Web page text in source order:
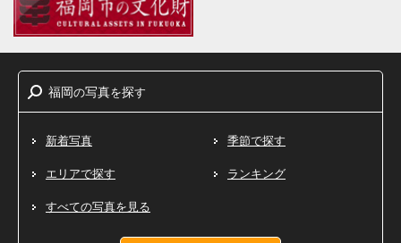
福岡の写真を探す
新着写真 季節で探す
エリアで探す ランキング
すべての写真を見る